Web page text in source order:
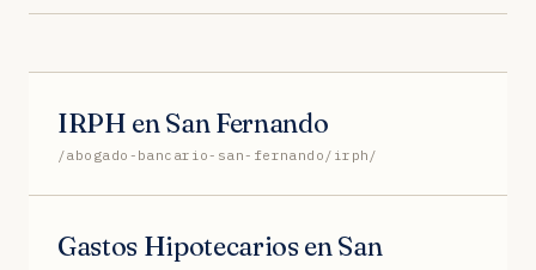
IRPH en San Fernando
/abogado-bancario-san-fernando/irph/
Gastos Hipotecarios en San